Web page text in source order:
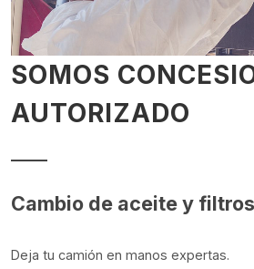
SOMOS
AUTORIZADO
Cambio de aceite y filtros
Deja tu camión en manos expertas.